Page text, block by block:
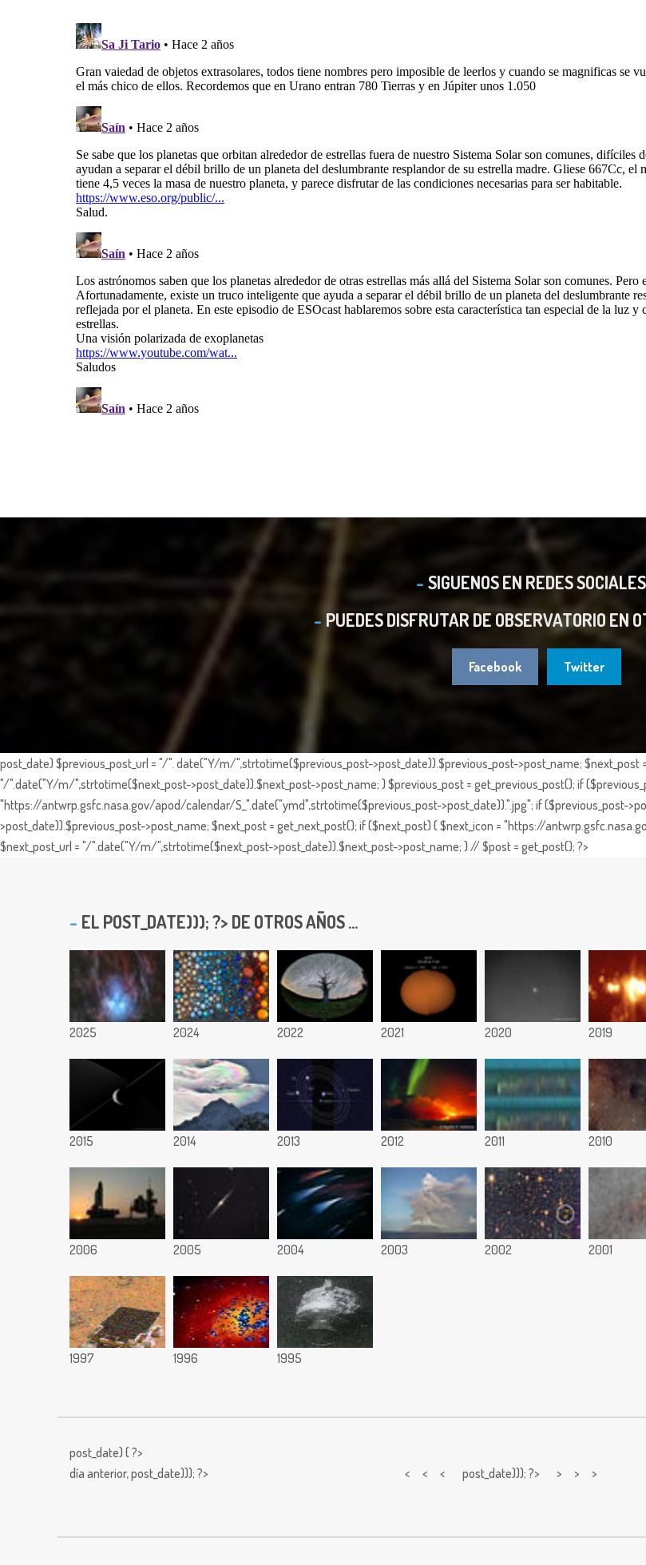
SIGUENOS EN REDES SOCIALES
PUEDES DISFRUTAR DE OBSERVATORIO EN
Facebook Twitter
post_date) $previous_post_url = "/". date("Y/m/",strtotime($previous_post->post_date)).$previous_post->post_name; $next_post
"/".date("Y/m/",strtotime($next_post->post_date)).$next_post->post_name; } $previous_post = get_previous_post(); if
"https://antwrp.gsfc.nasa.gov/apod/calendar/S_".date("ymd",strtotime($previous_post->post_date)).".jpg"; if ($previous_post-
>post_date)).$previous_post->post_name; $next_post = get_next_post(); if ($next_post) { $next_icon = "https://
$next_post_url = "/".date("Y/m/",strtotime($next_post->post_date)).$next_post->post_name; } // $post = get_post(); ?>
EL POST_DATE))); ?> DE OTROS AÑOS ...
2025 2024 2022 2021 2020 2019
2015 2014 2013 2012 2011 2010
2006 2005 2004 2003 2002 2001
1997 1996 1995
post_date) { ?>
día anterior,post_date))); ?> < < < post_date))); ?> > > >